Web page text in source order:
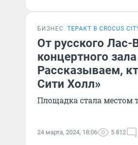
БИЗНЕС ТЕРАКТ В CROCUS
От русского Лас-
концертного
Рассказываем,
Сити Холл»
Площадка стала местом
24 марта, 2024, 18:06 5 812